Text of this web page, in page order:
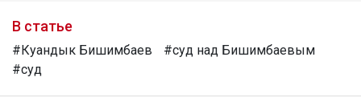
В статье
#Куандык Бишимбаев
#суд над Бишимбаевым
#суд